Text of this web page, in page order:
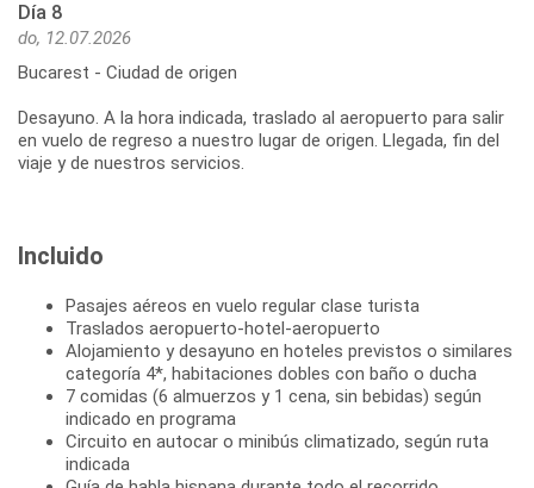
Día 8
do, 12.07.2026
Bucarest - Ciudad de origen
Desayuno. A la hora indicada, traslado al aeropuerto para salir
en vuelo de regreso a nuestro lugar de origen. Llegada, fin del
viaje y de nuestros servicios.
Incluido
Pasajes aéreos en vuelo regular clase turista
Traslados aeropuerto-hotel-aeropuerto
Alojamiento y desayuno en hoteles previstos o similares
categoría 4*, habitaciones dobles con baño o ducha
7 comidas (6 almuerzos y 1 cena, sin bebidas) según
indicado en programa
Circuito en autocar o minibús climatizado, según ruta
indicada